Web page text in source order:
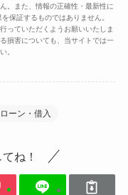
。また、情報の正確性・最新性に
保証するものではありません。
っていただくようお願いいたしま
損害についても、当サイトでは一
。
ローン・借入
ね！